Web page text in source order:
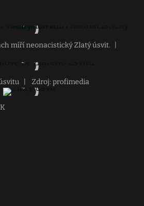
míří neonacistický Zlatý úsvit.
Zdroj: profimedia